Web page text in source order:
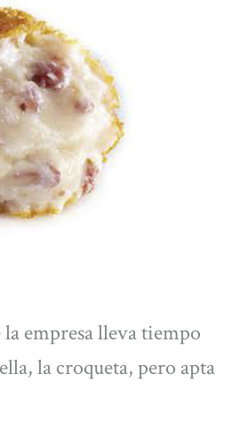
empresa lleva tiempo
la croqueta, pero apta